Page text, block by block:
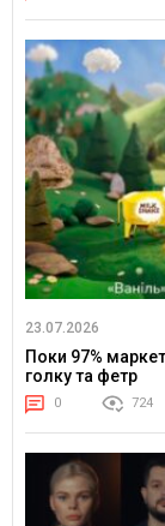
23.07.2026
Поки 97%
голку та фетр
0 724